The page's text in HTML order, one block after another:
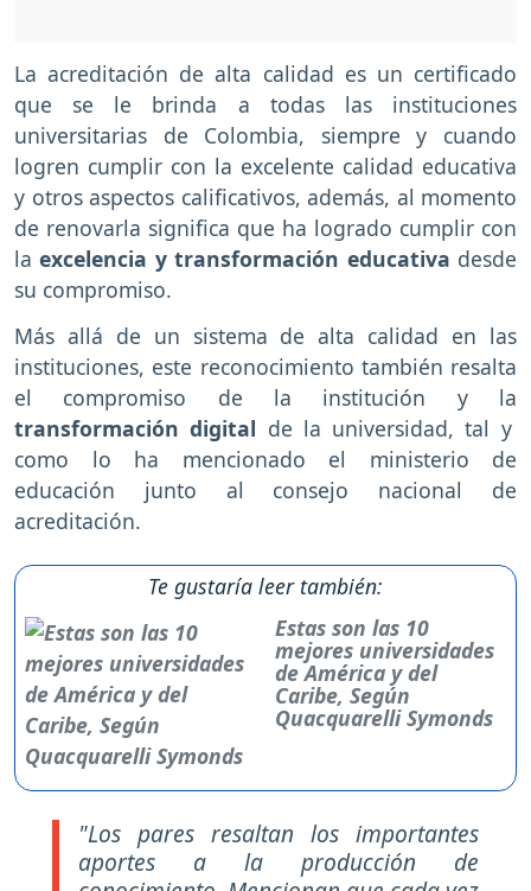
La acreditación de alta calidad es un certificado
que se le brinda a todas las instituciones
universitarias de Colombia, siempre y cuando
logren cumplir con la excelente calidad educativa
y otros aspectos calificativos, además, al momento
de renovarla significa que ha logrado cumplir con
laexcelencia y transformación educativa desde
su compromiso.
Más allá de un sistema de alta calidad en las
instituciones, este reconocimiento también resalta
el compromiso de la institución y la
transformación digital de la universidad, tal y
como lo ha mencionado el ministerio de
educación junto al consejo nacional de
acreditación.
Te gustaría leer también:
Estas son las 10
mejores universidades
de América y del
Caribe, Según
Quacquarelli Symonds
"Los pares resaltan los importantes
aportes a la producción de